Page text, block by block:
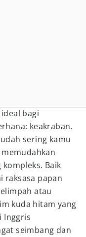
bagi
keakraban.
sering kamu
Baik
raksasa papan
atau
kuda hitam yang
Inggris
seimbang dan